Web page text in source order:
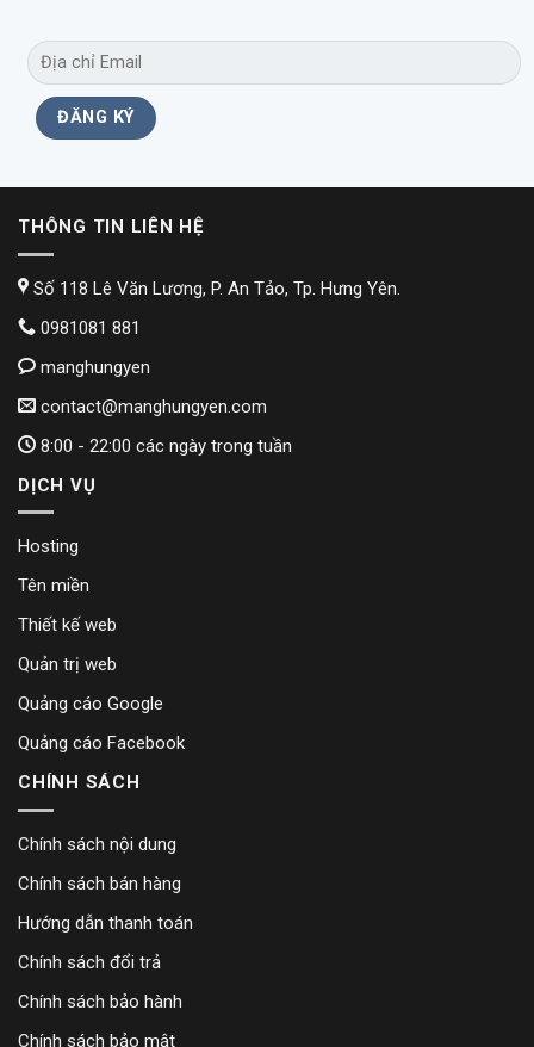
THÔNG TIN LIÊN HỆ
Số 118 Lê Văn Lương, P. An Tảo, Tp. Hưng Yên.
0981081 881
manghungyen
contact@manghungyen.com
8:00 - 22:00 các ngày trong tuần
DỊCH VỤ
Hosting
Tên miền
Thiết kế web
Quản trị web
Quảng cáo Google
Quảng cáo Facebook
CHÍNH SÁCH
Chính sách nội dung
Chính sách bán hàng
Hướng dẫn thanh toán
Chính sách đổi trả
Chính sách bảo hành
Chính sách bảo mật